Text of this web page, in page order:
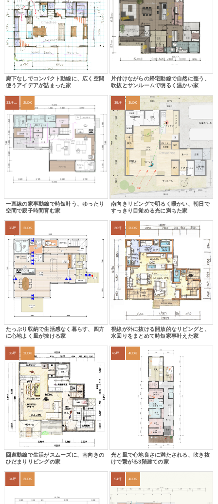
廊下なしでコンパクト動線に、広く空間
使うアイデアが詰まった家
片付けながらの帰宅動線で自然に整う、
吹抜とサンルームで明るく温かい家
2LDK
一直線の家事動線で時短叶う、ゆったり
空間で親子時間育む家
35坪 3LDK
南向きリビングで明るく暖かい、朝日で
すっきり目覚める光に満ちた家
35坪 2LDK
たっぷり収納で生活感なく暮らす、四方
に心地よく風が抜ける家
36坪 2LDK
視線が外に抜ける開放的なリビングと、
水回りをまとめて時短家事叶えた家
35坪 2LDK
回遊動線で生活がスムーズに、南向きの
ひだまりリビングの家
45坪～49坪 4LDK
光と風で心地良さに満たされる、吹き抜
けで繋がる3階建ての家
34坪 3LDK 54坪 4LDK